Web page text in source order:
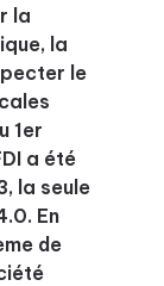
la
la
le
1er
a été
la seule
En
de